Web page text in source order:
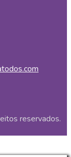
reservados.